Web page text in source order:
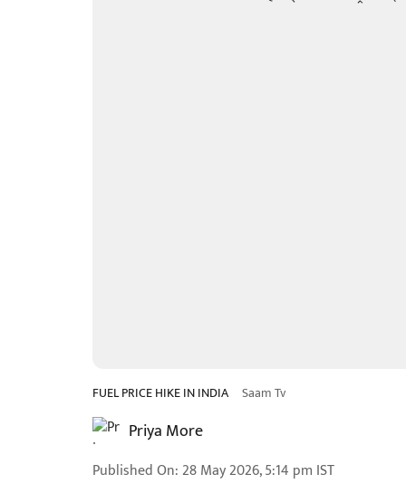
FUEL PRICE HIKE IN INDIA Saam Tv
Priya More
Published On: 28 May 2026, 5:14 pm IST